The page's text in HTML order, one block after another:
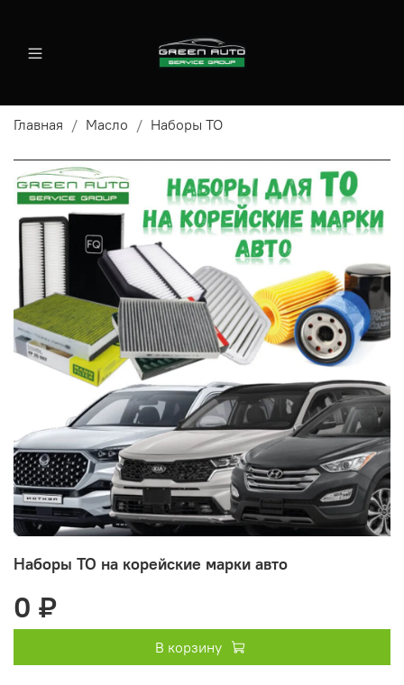
Главная Масло Наборы ТО
Наборы ТО на корейские марки авто
0 ₽
В корзину